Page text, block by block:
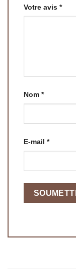
Votre avis *
Nom *
E-mail *